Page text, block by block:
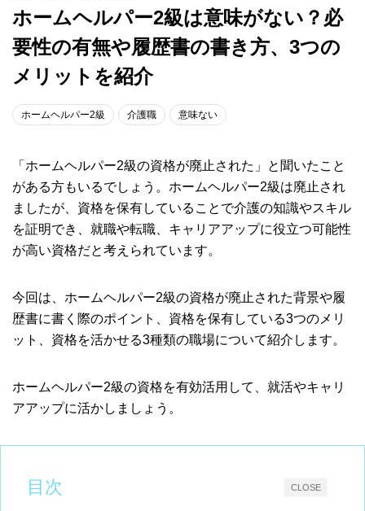
ホームヘルパー2級は意味がない？必
要性の有無や履歴書の書き方、3つの
メリットを紹介
ホームヘルパー2級 介護職 意味ない
「ホームヘルパー2級の資格が廃止された」と聞いたこと
がある方もいるでしょう。ホームヘルパー2級は廃止され
ましたが、資格を保有していることで介護の知識やスキル
を証明でき、就職や転職、キャリアアップに役立つ可能性
が高い資格だと考えられています。
今回は、ホームヘルパー2級の資格が廃止された背景や履
歴書に書く際のポイント、資格を保有している3つのメリ
ット、資格を活かせる3種類の職場について紹介します。
ホームヘルパー2級の資格を有効活用して、就活やキャリ
アアップに活かしましょう。
CLOSE
目次